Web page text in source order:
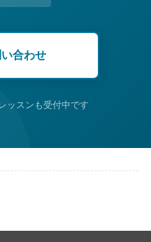
合わせ
ッスンも受付中です